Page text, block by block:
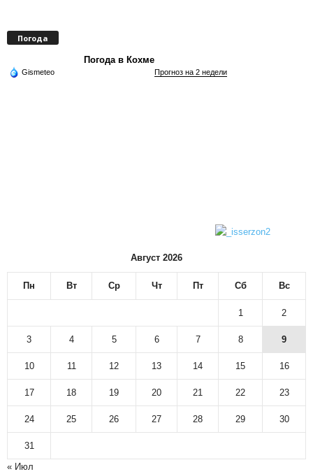
Погода
Погода в Кохме
Gismeteo Прогноз на 2 недели
Август 2026
Пн Вт Ср Чт Пт Сб Вс
1 2
3 4 5 6 7 8 9
10 11 12 13 14 15 16
17 18 19 20 21 22 23
24 25 26 27 28 29 30
31
« Июл